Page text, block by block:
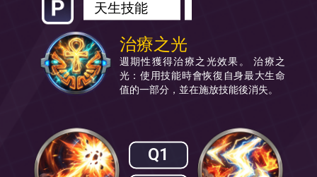
天生技能
治療之光
週期性獲得治療之光效果。 治療之
光：使用技能時會恢復自身最大生命
值的一部分，並在施放技能後消失。
Q1